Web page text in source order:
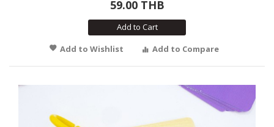
59.00 THB
Add to Cart
Add to Wishlist
Add to Compare